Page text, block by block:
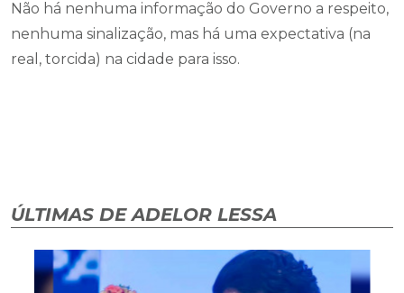
Não há nenhuma informação do Governo a respeito,
nenhuma sinalização, mas há uma expectativa (na
real, torcida) na cidade para isso.
ÚLTIMAS DE ADELOR LESSA